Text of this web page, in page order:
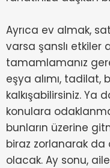
Ayrıca ev almak,
varsa şanslı etkiler
tamamlamanız
eşya alımı, tadilat,
kalkışabilirsiniz. Ya
konulara
bunların üzerine
biraz zorlanarak da
olacak. Ay sonu,